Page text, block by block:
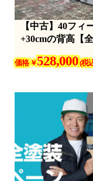
【中古】40フ
+30cmの背高【
価格 ￥528,000(税